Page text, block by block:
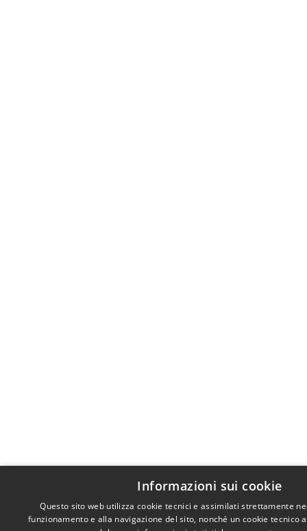
Informazioni sui cookie
Questo sito web utilizza cookie tecnici e assimilati strettamente
funzionamento e alla navigazione del sito, nonché un cookie tecnico